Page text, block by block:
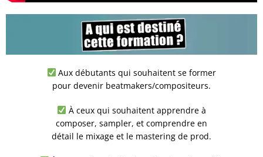
Aux débutants qui souhaitent se former
pour devenir beatmakers/compositeurs.
À ceux qui souhaitent apprendre à
composer, sampler, et comprendre en
détail le mixage et le mastering de prod.